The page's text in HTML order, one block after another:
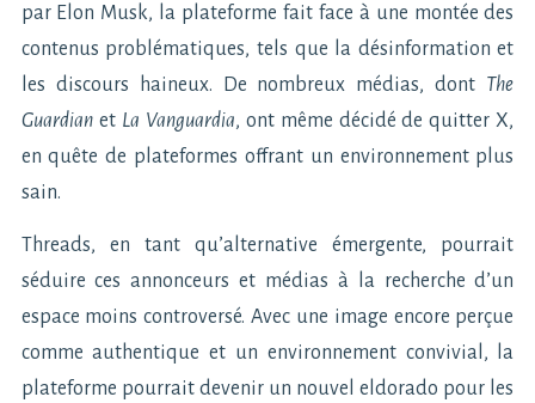
par Elon Musk, la plateforme fait face à une montée des
contenus problématiques, tels que la désinformation et
les discours haineux. De nombreux médias, dont The
Guardianet La Vanguardia, ont même décidé de quitter X,
en quête de plateformes offrant un environnement plus
sain.
Threads, en tant qu’alternative émergente, pourrait
séduire ces annonceurs et médias à la recherche d’un
espace moins controversé. Avec une image encore perçue
comme authentique et un environnement convivial, la
plateforme pourrait devenir un nouvel eldorado pour les